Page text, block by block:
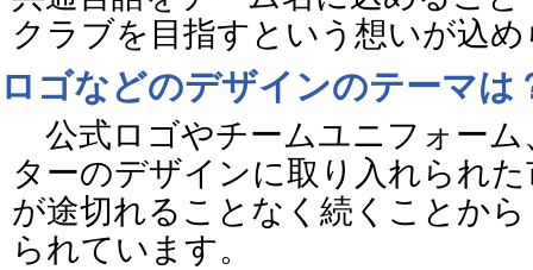
クラブを目指すという想いが込
ロゴなどのデザインのテーマは
公式ロゴやチームユニフォー
ターのデザインに取り入れられ
が途切れることなく続くことか
られています。